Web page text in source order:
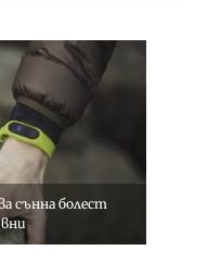
сънна болест